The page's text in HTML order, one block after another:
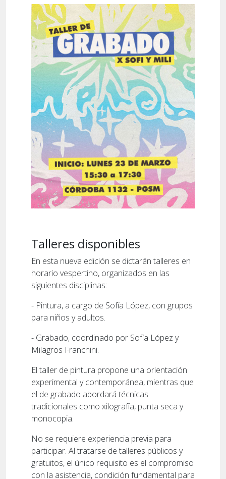
Talleres disponibles
En esta nueva edición se dictarán talleres en
horario vespertino, organizados en las
siguientes disciplinas:
- Pintura, a cargo de Sofía López, con grupos
para niños y adultos.
- Grabado, coordinado por Sofía López y
Milagros Franchini.
El taller de pintura propone una orientación
experimental y contemporánea, mientras que
el de grabado abordará técnicas
tradicionales como xilografía, punta seca y
monocopia.
No se requiere experiencia previa para
participar. Al tratarse de talleres públicos y
gratuitos, el único requisito es el compromiso
con la asistencia, condición fundamental para